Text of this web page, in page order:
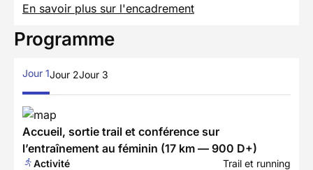
En savoir plus sur l'encadrement
Programme
Jour 1Jour 2Jour 3
Accueil, sortie trail et conférence sur
l’entraînement au féminin (17 km — 900 D+)
Activité
Trail et running